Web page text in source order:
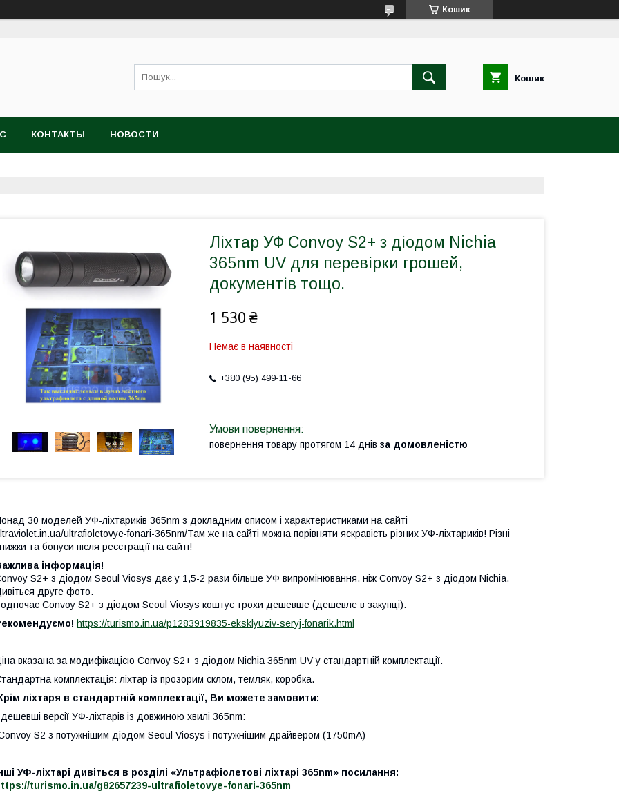
Кошик
Кошик
КОНТАКТЫ НОВОСТИ
Ліхтар УФ Convoy S2+ з діодом Nichia
365nm UV для перевірки грошей,
документів тощо.
1 530 ₴
Немає в наявності
+380 (95) 499-11-66
повернення товару протягом 14 днів за домовленістю
30 моделей УФ-ліхтариків 365nm з докладним описом і характеристиками на сайті
ultrafioletovye-fonari-365nm/Там же на сайті можна порівняти яскравість різних УФ-ліхтариків! Різні
та бонуси після реєстрації на сайті!
інформація!
S2+ з діодом Seoul Viosys дає у 1,5-2 рази більше УФ випромінювання, ніж Convoy S2+ з діодом Nichia.
друге фото.
Convoy S2+ з діодом Seoul Viosys коштує трохи дешевше (дешевле в закупці).
https://turismo.in.ua/p1283919835-eksklyuziv-seryj-fonarik.html
вказана за модифікацією Convoy S2+ з діодом Nichia 365nm UV у стандартній комплектації.
комплектація: ліхтар із прозорим склом, темляк, коробка.
ліхтаря в стандартній комплектації, Ви можете замовити:
версії УФ-ліхтарів із довжиною хвилі 365nm:
S2 з потужнішим діодом Seoul Viosys і потужнішим драйвером (1750mA)
УФ-ліхтарі дивіться в розділі «Ультрафіолетові ліхтарі 365nm» посилання:
turismo.in.ua/g82657239-ultrafioletovye-fonari-365nm